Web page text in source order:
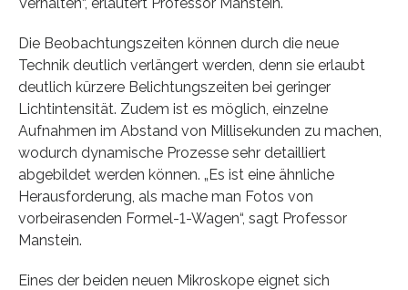
Die Beobachtungszeiten können durch die neue
Technik deutlich verlängert werden, denn sie erlaubt
deutlich kürzere Belichtungszeiten bei geringer
Lichtintensität. Zudem ist es möglich, einzelne
Aufnahmen im Abstand von Millisekunden zu machen,
wodurch dynamische Prozesse sehr detailliert
abgebildet werden können. „Es ist eine ähnliche
Herausforderung, als mache man Fotos von
vorbeirasenden Formel-1-Wagen“, sagt Professor
Manstein.
Eines der beiden neuen Mikroskope eignet sich